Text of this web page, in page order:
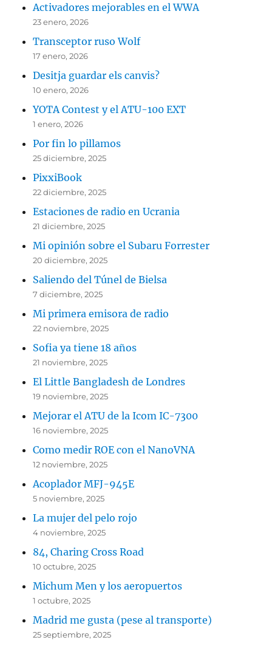
Activadores mejorables en el WWA
23 enero, 2026
Transceptor ruso Wolf
17 enero, 2026
Desitja guardar els canvis?
10 enero, 2026
YOTA Contest y el ATU-100 EXT
1 enero, 2026
Por fin lo pillamos
25 diciembre, 2025
PixxiBook
22 diciembre, 2025
Estaciones de radio en Ucrania
21 diciembre, 2025
Mi opinión sobre el Subaru Forrester
20 diciembre, 2025
Saliendo del Túnel de Bielsa
7 diciembre, 2025
Mi primera emisora de radio
22 noviembre, 2025
Sofia ya tiene 18 años
21 noviembre, 2025
El Little Bangladesh de Londres
19 noviembre, 2025
Mejorar el ATU de la Icom IC-7300
16 noviembre, 2025
Como medir ROE con el NanoVNA
12 noviembre, 2025
Acoplador MFJ-945E
5 noviembre, 2025
La mujer del pelo rojo
4 noviembre, 2025
84, Charing Cross Road
10 octubre, 2025
Michum Men y los aeropuertos
1 octubre, 2025
Madrid me gusta (pese al transporte)
25 septiembre, 2025